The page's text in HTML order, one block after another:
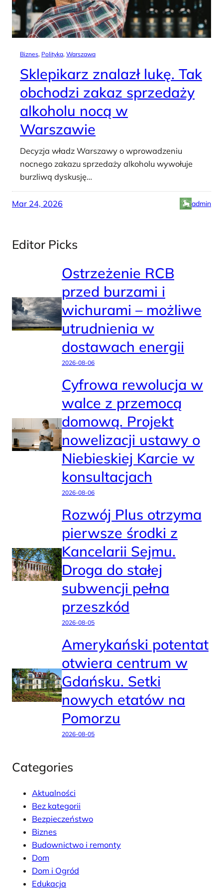
Biznes, Polityka, Warszawa
Sklepikarz znalazł lukę. Tak
obchodzi zakaz sprzedaży
alkoholu nocą w
Warszawie
Decyzja władz Warszawy o wprowadzeniu
nocnego zakazu sprzedaży alkoholu wywołuje
burzliwą dyskusję…
Mar 24, 2026 admin
Editor Picks
Ostrzeżenie RCB
przed burzami i
wichurami – możliwe
utrudnienia w
dostawach energii
2026-08-06
Cyfrowa rewolucja w
walce z przemocą
domową. Projekt
nowelizacji ustawy o
Niebieskiej Karcie w
konsultacjach
2026-08-06
Rozwój Plus otrzyma
pierwsze środki z
Kancelarii Sejmu.
Droga do stałej
subwencji pełna
przeszkód
2026-08-05
Amerykański potentat
otwiera centrum w
Gdańsku. Setki
nowych etatów na
Pomorzu
2026-08-05
Categories
Aktualności
Bez kategorii
Bezpieczeństwo
Biznes
Budownictwo i remonty
Dom
Dom i Ogród
Edukacja